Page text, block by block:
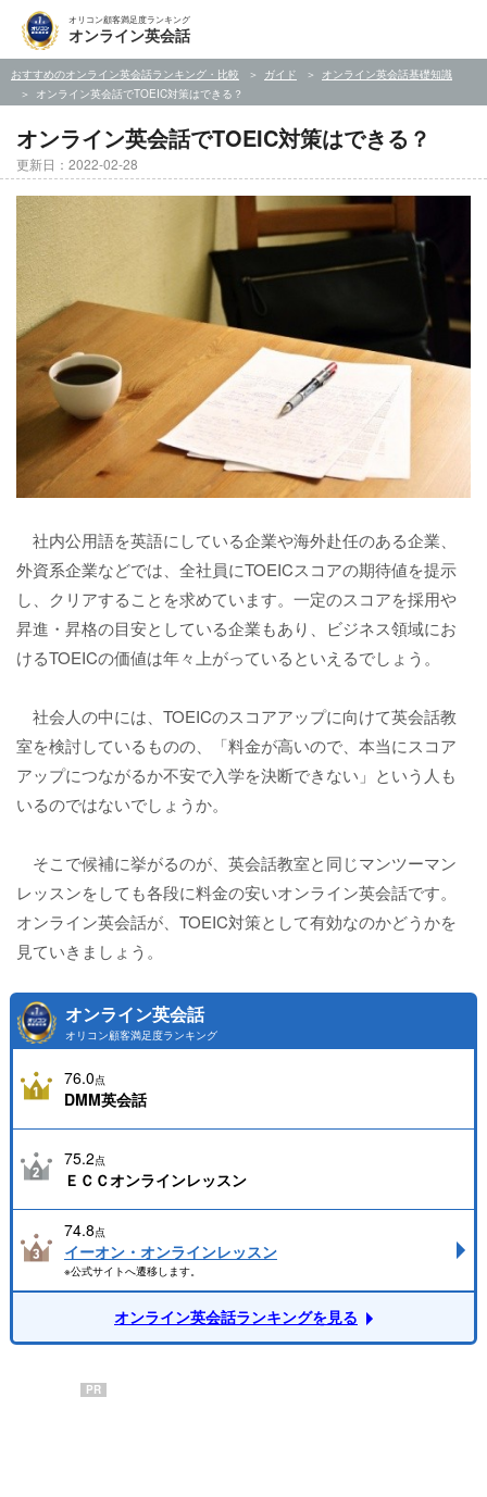
オリコン顧客満足度ランキング
オンライン英会話
おすすめのオンライン英会話ランキング・比較 ガイド
オンライン英会話基礎知識
オンライン英会話でTOEIC対策はできる？
オンライン英会話でTOEIC対策はできる？
更新日：2022-02-28
社内公用語を英語にしている企業や海外赴任のある企業、
外資系企業などでは、全社員にTOEICスコアの期待値を提示
し、クリアすることを求めています。一定のスコアを採用や
昇進・昇格の目安としている企業もあり、ビジネス領域にお
けるTOEICの価値は年々上がっているといえるでしょう。
社会人の中には、TOEICのスコアアップに向けて英会話教
室を検討しているものの、「料金が高いので、本当にスコア
アップにつながるか不安で入学を決断できない」という人も
いるのではないでしょうか。
そこで候補に挙がるのが、英会話教室と同じマンツーマン
レッスンをしても各段に料金の安いオンライン英会話です。
オンライン英会話が、TOEIC対策として有効なのかどうかを
見ていきましょう。
オンライン英会話
オリコン顧客満足度ランキング
76.0点
DMM英会話
75.2点
ＥＣＣオンラインレッスン
74.8点
イーオン・オンラインレッスン
※公式サイトへ遷移します。
オンライン英会話ランキングを見る
PR